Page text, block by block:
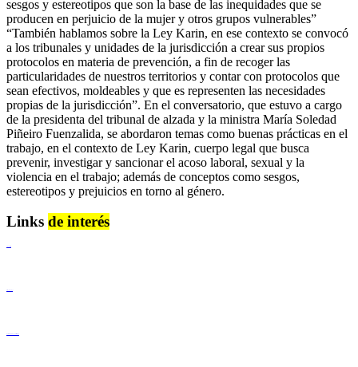
sesgos y estereotipos que son la base de las inequidades que se
producen en perjuicio de la mujer y otros grupos vulnerables”
“También hablamos sobre la Ley Karin, en ese contexto se convocó
a los tribunales y unidades de la jurisdicción a crear sus propios
protocolos en materia de prevención, a fin de recoger las
particularidades de nuestros territorios y contar con protocolos que
sean efectivos, moldeables y que es representen las necesidades
propias de la jurisdicción”. En el conversatorio, que estuvo a cargo
de la presidenta del tribunal de alzada y la ministra María Soledad
Piñeiro Fuenzalida, se abordaron temas como buenas prácticas en el
trabajo, en el contexto de Ley Karin, cuerpo legal que busca
prevenir, investigar y sancionar el acoso laboral, sexual y la
violencia en el trabajo; además de conceptos como sesgos,
estereotipos y prejuicios en torno al género.
Links de interés